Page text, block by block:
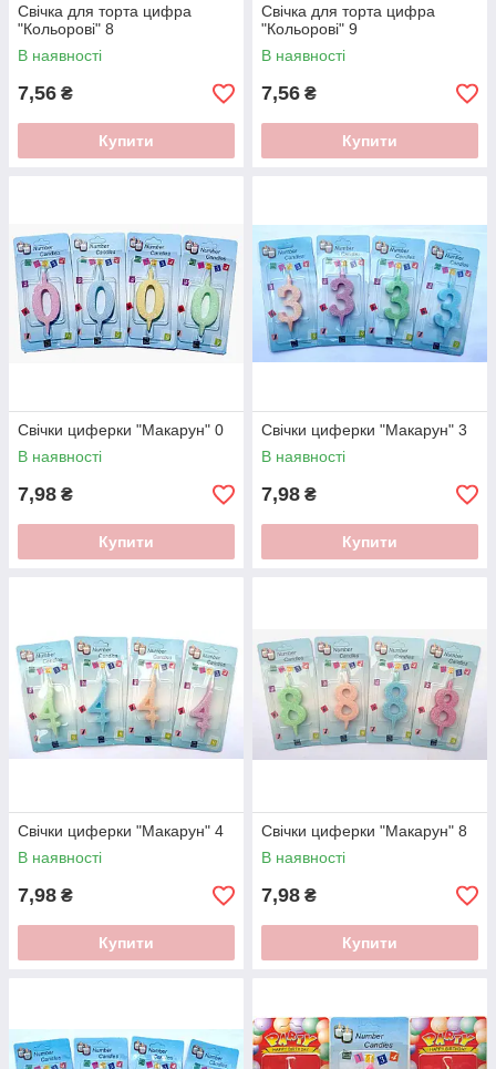
Свічка для торта цифра
"Кольорові" 8
В наявності
7,56 ₴
Купити
Свічка для торта цифра
"Кольорові" 9
В наявності
7,56 ₴
Купити
Свічки циферки "Макарун" 0
В наявності
7,98 ₴
Купити
Свічки циферки "Макарун" 3
В наявності
7,98 ₴
Купити
Свічки циферки "Макарун" 4
В наявності
7,98 ₴
Купити
Свічки циферки "Макарун" 8
В наявності
7,98 ₴
Купити